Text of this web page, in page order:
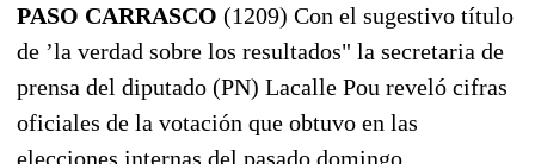
PASO CARRASCO (1209) Con el sugestivo título
de ’la verdad sobre los resultados" la secretaria de
prensa del diputado (PN) Lacalle Pou reveló cifras
oficiales de la votación que obtuvo en las
elecciones internas del pasado domingo.